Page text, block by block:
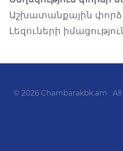
Աշխատանքային փորձ
Լեզուների
© 2026Chambarakbk.am . All